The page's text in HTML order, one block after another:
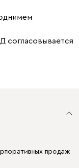
согласовывается
продаж